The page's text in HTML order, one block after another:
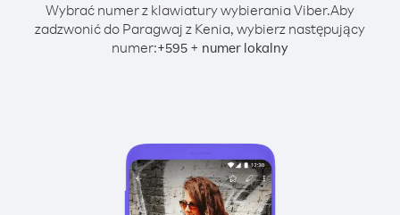
Wybrać numer z klawiatury wybierania Viber.Aby
zadzwonić do Paragwaj z Kenia, wybierz następujący
numer:+595 + numer lokalny